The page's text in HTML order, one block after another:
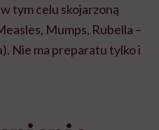
tym celu skojarzoną
Mumps, Rubella –
Nie ma preparatu tylko i